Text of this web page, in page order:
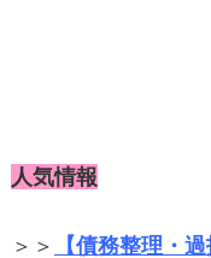
人気情報
＞＞
【債務整理・